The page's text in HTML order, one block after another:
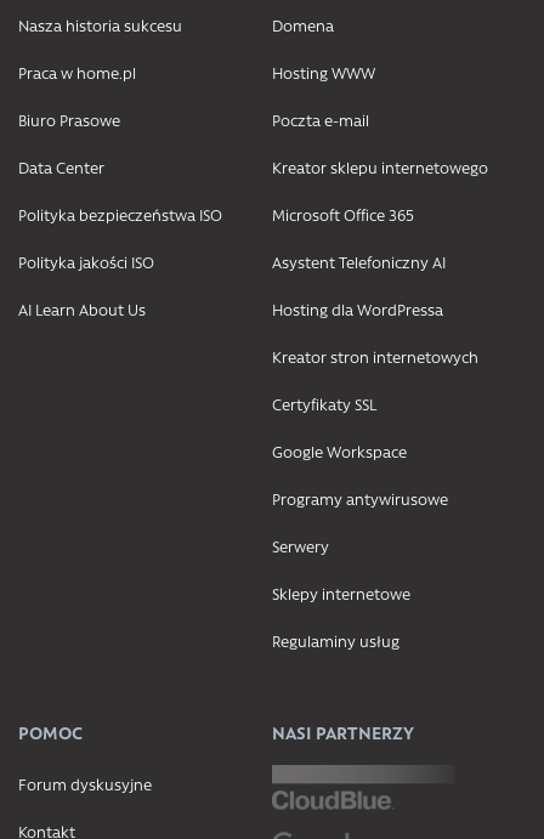
Nasza historia sukcesu
Praca w home.pl
Biuro Prasowe
Data Center
Polityka bezpieczeństwa ISO
Polityka jakości ISO
AI Learn About Us
Domena
Hosting WWW
Poczta e-mail
Kreator sklepu internetowego
Microsoft Office 365
Asystent Telefoniczny AI
Hosting dla WordPressa
Kreator stron internetowych
Certyfikaty SSL
Google Workspace
Programy antywirusowe
Serwery
Sklepy internetowe
Regulaminy usług
POMOC
Forum dyskusyjne
Kontakt
NASI PARTNERZY